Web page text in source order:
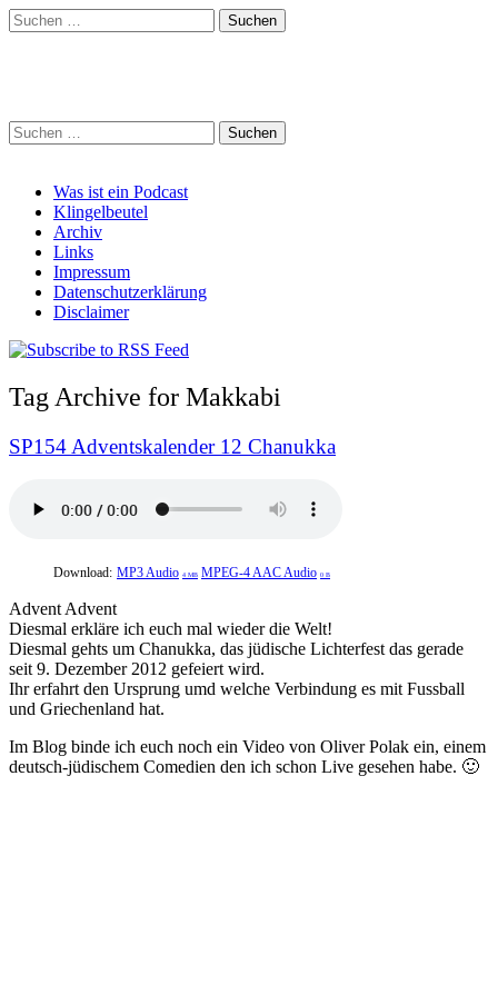
Suchen
nach:
Suchen
nach:
Main
menu
Skip
content
Was ist ein Podcast
Klingelbeutel
Archiv
Links
Impressum
Datenschutzerklärung
Disclaimer
Tag Archive for Makkabi
SP154 Adventskalender 12 Chanukka
Download: MP3 Audio 4 MB MPEG-4 AAC Audio 0 B
Advent Advent
Diesmal erkläre ich euch mal wieder die Welt!
Diesmal gehts um Chanukka, das jüdische Lichterfest das gerade
seit 9. Dezember 2012 gefeiert wird.
Ihr erfahrt den Ursprung umd welche Verbindung es mit Fussball
und Griechenland hat.
Im Blog binde ich euch noch ein Video von Oliver Polak ein, einem
deutsch-jüdischem Comedien den ich schon Live gesehen habe. 🙂